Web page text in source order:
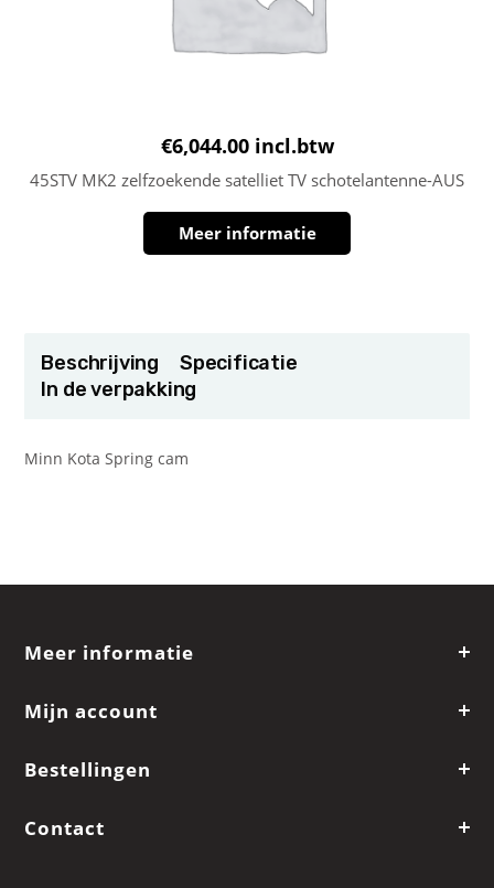
€6,044.00 incl.btw
45STV MK2 zelfzoekende satelliet TV schotelantenne-AUS
Meer informatie
Beschrijving
Specificatie
In de verpakking
Minn Kota Spring cam
Meer informatie
Mijn account
Bestellingen
Contact